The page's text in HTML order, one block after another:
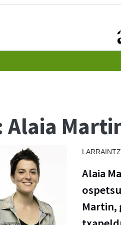
Alaia
Alaia
Martin,